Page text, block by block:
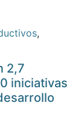
,
2,7
iniciativas